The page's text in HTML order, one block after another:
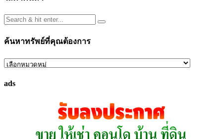
ค้นหาทรัพย์ที่คุณต้องการ
ค้นหา
ที่
ads